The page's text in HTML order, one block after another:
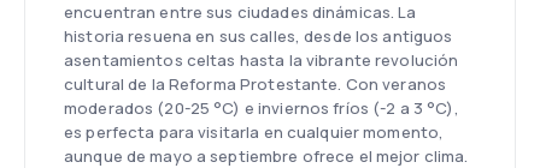
encuentran entre sus ciudades dinámicas. La
historia resuena en sus calles, desde los antiguos
asentamientos celtas hasta la vibrante revolución
cultural de la Reforma Protestante. Con veranos
moderados (20-25 °C) e inviernos fríos (-2 a 3 °C),
es perfecta para visitarla en cualquier momento,
aunque de mayo a septiembre ofrece el mejor clima.